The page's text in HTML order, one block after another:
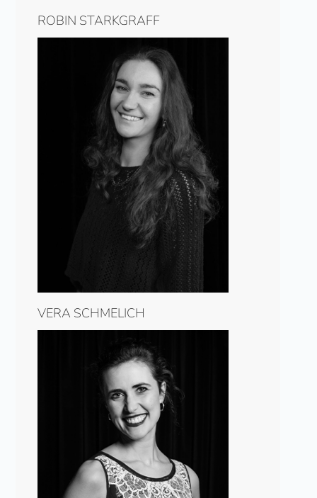
ROBIN STARKGRAFF
VERA SCHMELICH